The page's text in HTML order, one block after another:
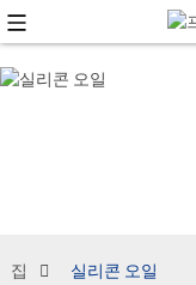
집 실리콘 오일